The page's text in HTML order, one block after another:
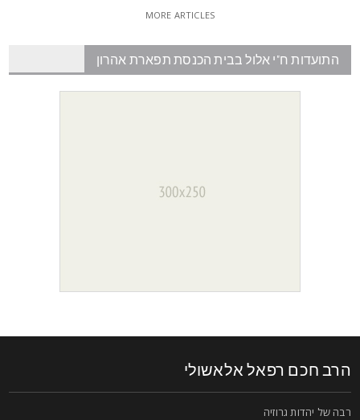
MORE ARTICLES
התועדות ח"י אלול בבית הכנסת תפארת אהרון
חכם רפאל אלאשולי
של יהדות גרוזיה